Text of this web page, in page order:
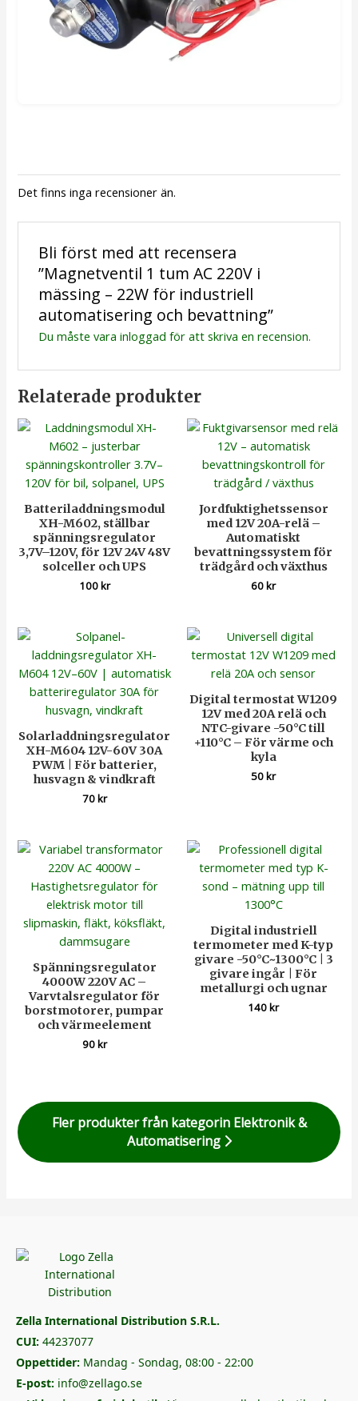
Det finns inga recensioner än.
Bli först med att recensera
”Magnetventil 1 tum AC 220V i
mässing – 22W för industriell
automatisering och bevattning”
Du måste vara inloggad för att skriva en recension.
Relaterade produkter
Batteriladdningsmodul
XH-M602, ställbar
spänningsregulator
3,7V–120V, för 12V 24V 48V
solceller och UPS
100 kr
Jordfuktighetssensor
med 12V 20A-relä –
Automatiskt
bevattningssystem för
trädgård och växthus
60 kr
Solarladdningsregulator
XH-M604 12V-60V 30A
PWM | För batterier,
husvagn & vindkraft
70 kr
Digital termostat W1209
12V med 20A relä och
NTC-givare -50°C till
+110°C – För värme och
kyla
50 kr
Spänningsregulator
4000W 220V AC –
Varvtalsregulator för
borstmotorer, pumpar
och värmeelement
90kr
Digital industriell
termometer med K-typ
givare -50°C~1300°C | 3
givare ingår | För
metallurgi och ugnar
140kr
Fler produkter från kategorin Elektronik &
Automatisering
Zella International Distribution S.R.L.
CUI: 44237077
Oppettider: Mandag - Sondag, 08:00 - 22:00
E-post: info@zellago.se